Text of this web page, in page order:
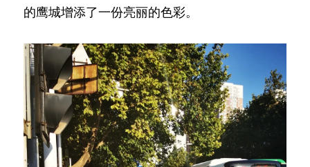
的鹰城增添了一份亮丽的色彩。